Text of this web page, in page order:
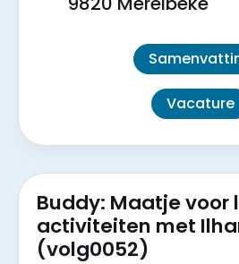
Vacature
Buddy: Maatje voor
activiteiten met
(volg0052)